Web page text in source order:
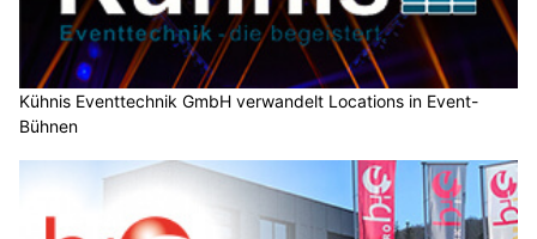
Kühnis Eventtechnik GmbH verwandelt Locations in Event-
Bühnen